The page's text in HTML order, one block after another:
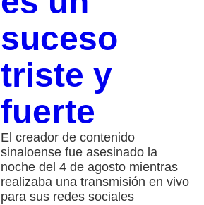
suceso
triste y
fuerte
El creador de contenido
sinaloense fue asesinado la
noche del 4 de agosto mientras
realizaba una transmisión en vivo
para sus redes sociales